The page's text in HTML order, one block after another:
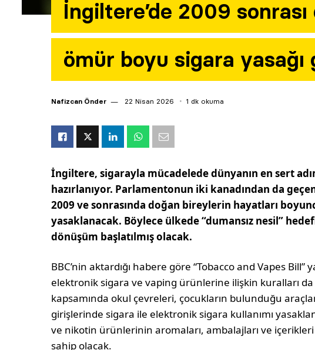
İngiltere’de 2009
ömür boyu sigara yasağı
Nafizcan Önder 22 Nisan 2026 1 dk okuma
İngiltere, sigarayla mücadelede dünyanın en sert
hazırlanıyor. Parlamentonun iki kanadından da
2009 ve sonrasında doğan bireylerin hayatları
yasaklanacak. Böylece ülkede “dumansız nesil”
dönüşüm başlatılmış olacak.
BBC’nin aktardığı habere göre “Tobacco and Vapes Bill”
elektronik sigara ve vaping ürünlerine ilişkin kuralları da
kapsamında okul çevreleri, çocukların bulunduğu
girişlerinde sigara ile elektronik sigara kullanımı
ve nikotin ürünlerinin aromaları, ambalajları ve
sahip olacak.